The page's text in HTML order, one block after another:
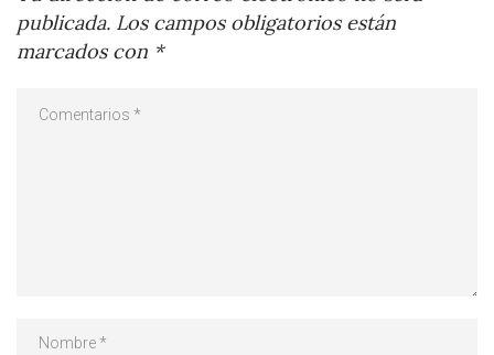
publicada. Los campos obligatorios están
marcados con *